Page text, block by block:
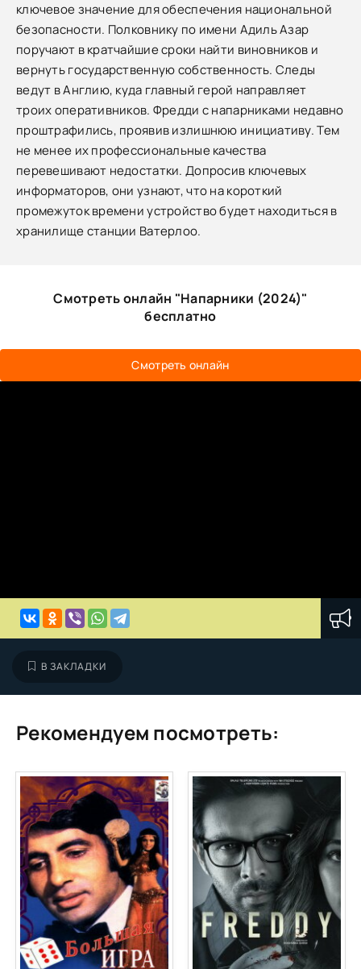
ключевое значение для обеспечения национальной
безопасности. Полковнику по имени Адиль Азар
поручают в кратчайшие сроки найти виновников и
вернуть государственную собственность. Следы
ведут в Англию, куда главный герой направляет
троих оперативников. Фредди с напарниками недавно
проштрафились, проявив излишнюю инициативу. Тем
не менее их профессиональные качества
перевешивают недостатки. Допросив ключевых
информаторов, они узнают, что на короткий
промежуток времени устройство будет находиться в
хранилище станции Ватерлоо.
Смотреть онлайн "Напарники (2024)"
бесплатно
Смотреть онлайн
В ЗАКЛАДКИ
Рекомендуем посмотреть: